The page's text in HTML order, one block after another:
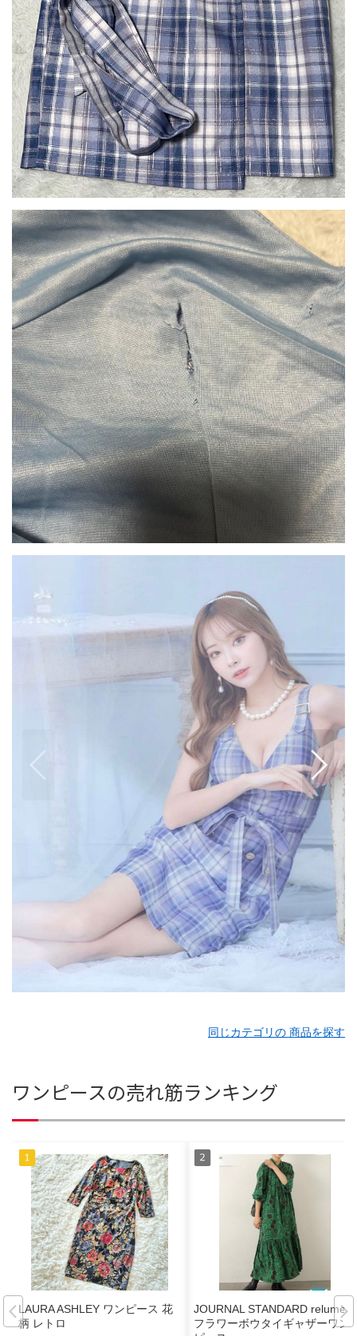
同じカテゴリの 商品を探す
ワンピースの売れ筋ランキング
LAURA ASHLEY ワンピース 花
柄 レトロ
JOURNAL STANDARD relume
フラワーボウタイギャザーワン